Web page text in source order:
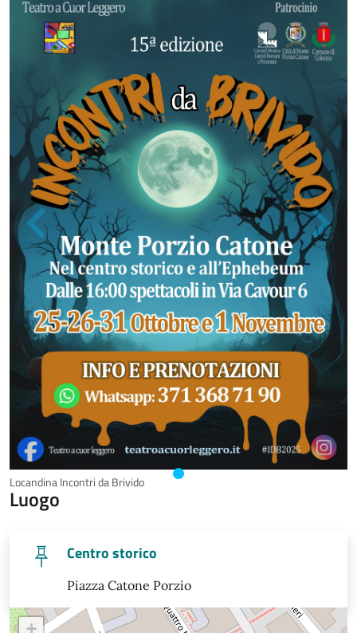
Locandina Incontri da Brivido
Luogo
Centro storico
Piazza Catone Porzio
+